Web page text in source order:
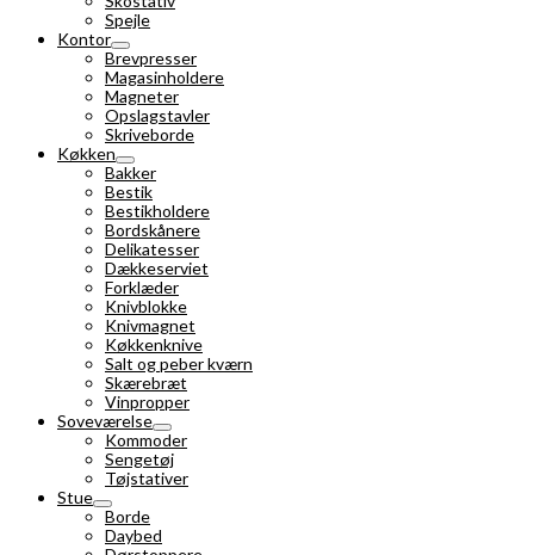
Spejle
Kontor
Brevpresser
Magasinholdere
Magneter
Opslagstavler
Skriveborde
Køkken
Bakker
Bestik
Bestikholdere
Bordskånere
Delikatesser
Dækkeserviet
Forklæder
Knivblokke
Knivmagnet
Køkkenknive
Salt og peber kværn
Skærebræt
Vinpropper
Soveværelse
Kommoder
Sengetøj
Tøjstativer
Stue
Borde
Daybed